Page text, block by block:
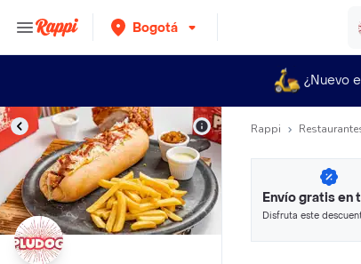
Bogotá
¿Nuevo
Rappi
Envío gratis en
Disfruta este